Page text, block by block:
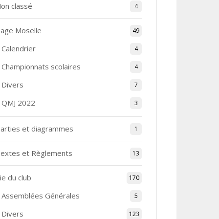
classé 4
Moselle 49
Calendrier 4
Championnats scolaires 4
Divers 7
QMJ 2022 3
et diagrammes 1
et Règlements 13
du club 170
Assemblées Générales 5
Divers 123